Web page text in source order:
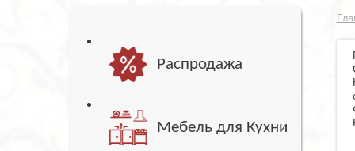
Распродажа
Мебель для Кухни